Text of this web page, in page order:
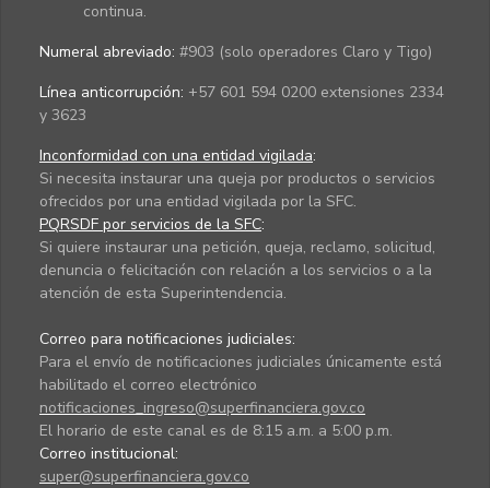
continua.
Numeral abreviado: #903 (solo operadores Claro y Tigo)
Línea anticorrupción: +57 601 594 0200 extensiones 2334
y 3623
Inconformidad con una entidad vigilada:
Si necesita instaurar una queja por productos o servicios
ofrecidos por una entidad vigilada por la SFC.
PQRSDF por servicios de la SFC:
Si quiere instaurar una petición, queja, reclamo, solicitud,
denuncia o felicitación con relación a los servicios o a la
atención de esta Superintendencia.
Correo para notificaciones judiciales:
Para el envío de notificaciones judiciales únicamente está
habilitado el correo electrónico
notificaciones_ingreso@superfinanciera.gov.co
El horario de este canal es de 8:15 a.m. a 5:00 p.m.
Correo institucional:
super@superfinanciera.gov.co